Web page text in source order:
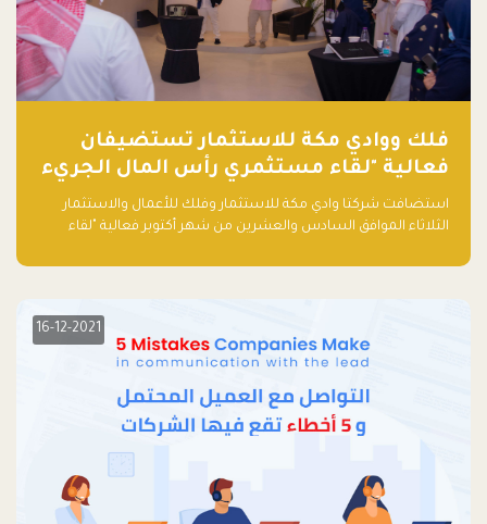
فلك ووادي مكة للاستثمار تستضيفان
فعالية "لقاء مستثمري رأس المال الجريء
في المنطقة"
استضافت شركتا وادي مكة للاستثمار وفلك للأعمال والاستثمار
الثلاثاء الموافق السادس والعشرين من شهر أكتوبر فعالية "لقاء
مشاركاً من أبرز صناديق رأس المال الجريء وممثلي المؤسسات
16-12-2021